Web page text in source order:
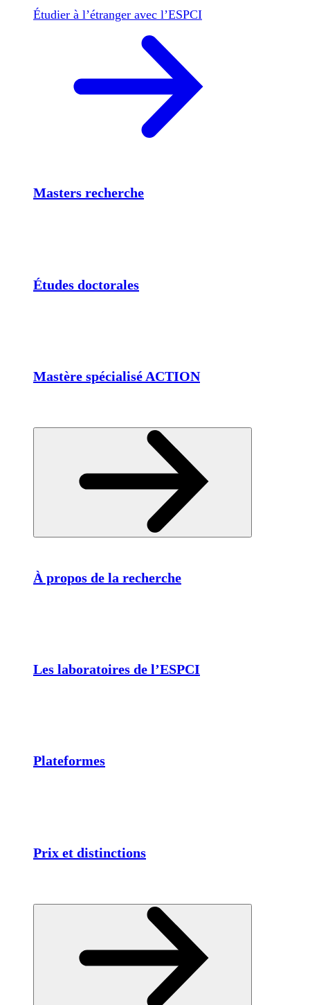
Étudier à l’étranger avec l’ESPCI
Masters recherche
Études doctorales
Mastère spécialisé ACTION
À propos de la recherche
Les laboratoires de l’ESPCI
Plateformes
Prix et distinctions